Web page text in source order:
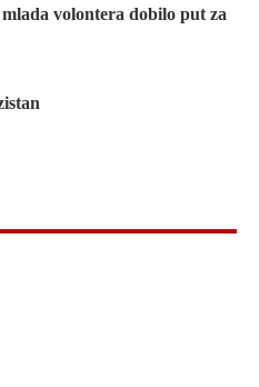
volontera dobilo put za